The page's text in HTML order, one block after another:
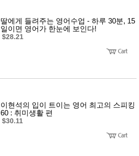
딸에게 들려주는 영어수업 - 하루 30분, 15
일이면 영어가 한눈에 보인다!
$28.21
이현석의 입이 트이는 영어 최고의 스피킹
60 : 취미생활 편
$30.11